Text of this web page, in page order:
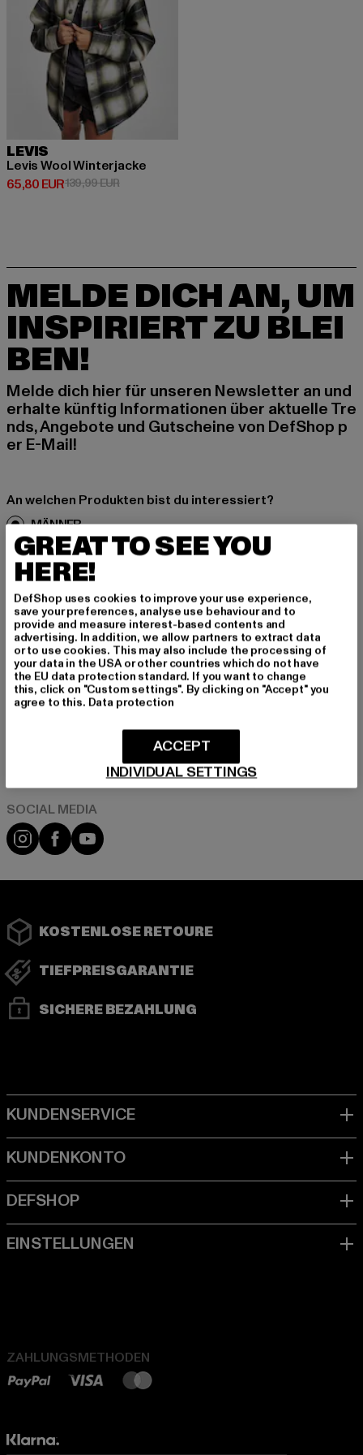
LEVIS
Levis Wool Winterjacke
65,80 EUR
Derzeitiger Preis: 65,80 EUR
139,99 EURAktionspreis: 139,99 EUR
MELDE DICH AN, UM
INSPIRIERT ZU BLEI
BEN!
Melde dich hier für unseren Newsletter an und
erhalte künftig Informationen über aktuelle Tre
nds, Angebote und Gutscheine von DefShop p
er E-Mail!
An welchen Produkten bist du interessiert?
MÄNNER
FRAUEN
E-MAIL
ANMELDEN
Informationen dazu, wie DefShop mit Deinen Daten umgeht, findest Du
in unserer Datenschutzerklärung. Du kannst Dich jederzeit kostenfei
abmelden.Datenschutzerklärung lesen.
Play market
Instagram
FacebookYouTube
KOSTENLOSE RETOURE
TIEFPREISGARANTIE
SICHERE BEZAHLUNG
ZAHLUNGSMETHODEN
GREAT TO SEE YOU
HERE!
DefShop uses cookies to improve your use experience,
save your preferences, analyse use behaviour and to
provide and measure interest-based contents and
advertising. In addition, we allow partners to extract data
or to use cookies. This may also include the processing of
your data in the USA or other countries which do not have
the EU data protection standard. If you want to change
this, click on "Custom settings". By clicking on "Accept" you
agree to this. Data protection
INDIVIDUAL SETTINGS
ACCEPT